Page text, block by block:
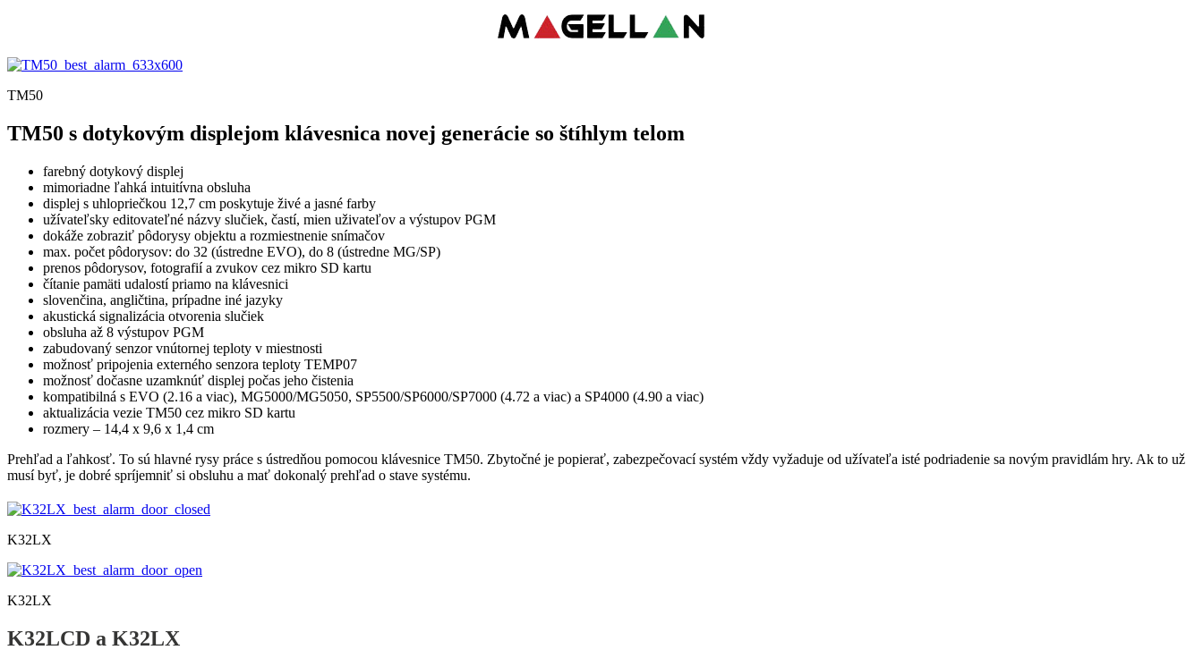
TM50
TM50 s dotykovým displejom klávesnica novej generácie so štíhlym telom
farebný dotykový displej
mimoriadne ľahká intuitívna obsluha
displej s uhlopriečkou 12,7 cm poskytuje živé a jasné farby
užívateľsky editovateľné názvy slučiek, častí, mien uživateľov a výstupov PGM
dokáže zobraziť pôdorysy objektu a rozmiestnenie snímačov
max. počet pôdorysov: do 32 (ústredne EVO), do 8 (ústredne MG/SP)
prenos pôdorysov, fotografií a zvukov cez mikro SD kartu
čítanie pamäti udalostí priamo na klávesnici
slovenčina, angličtina, prípadne iné jazyky
akustická signalizácia otvorenia slučiek
obsluha až 8 výstupov PGM
zabudovaný senzor vnútornej teploty v miestnosti
možnosť pripojenia externého senzora teploty TEMP07
možnosť dočasne uzamknúť displej počas jeho čistenia
kompatibilná s EVO (2.16 a viac), MG5000/MG5050, SP5500/SP6000/SP7000 (4.72 a viac) a SP4000 (4.90 a viac)
aktualizácia vezie TM50 cez mikro SD kartu
rozmery – 14,4 x 9,6 x 1,4 cm
Prehľad a ľahkosť. To sú hlavné rysy práce s ústredňou pomocou klávesnice TM50. Zbytočné je popierať, zabezpečovací systém vždy vyžaduje od užívateľa isté podriadenie sa novým pravidlám hry. Ak to už
musí byť, je dobré spríjemniť si obsluhu a mať dokonalý prehľad o stave systému.
K32LX
K32LX
K32LCD a K32LX